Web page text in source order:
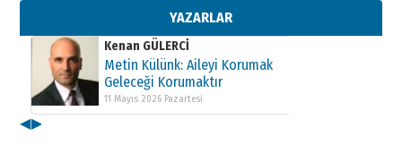
YAZARLAR
11 Mayıs 2026 Pazartesi
Kenan GÜLERCİ
Metin Külünk: Aileyi Korumak
Geleceği Korumaktır
11 Mayıs 2026 Pazartesi
◀▶